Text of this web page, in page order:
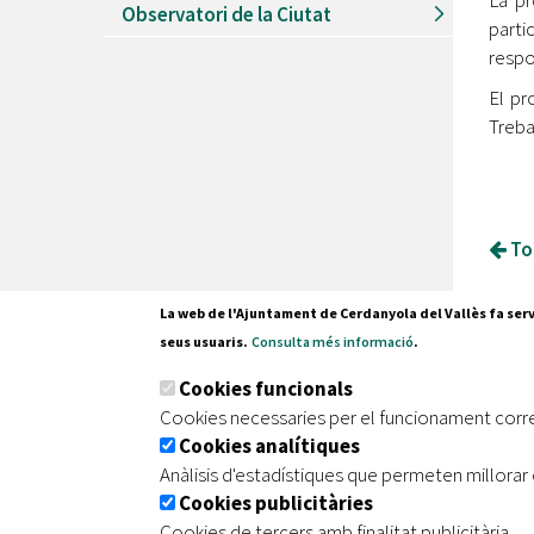
Observatori de la Ciutat
El
Tel.
| Avís legal | Protecció de dades
La web de l'Ajuntament de Cerdanyola del Vallès fa
seus usuaris. Consulta més informació.
Cookies funcionals
Cookies necessaries per el funcionament
Cookies analítiques
Anàlisis d'estadístiques que permeten
Cookies publicitàries